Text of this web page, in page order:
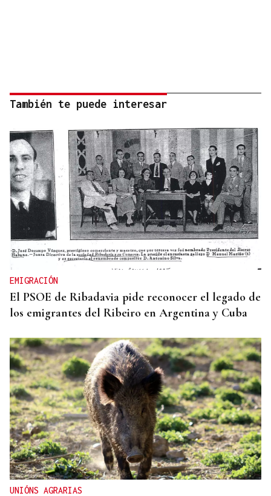
También te puede interesar
EMIGRACIÓN
El PSOE de Ribadavia pide reconocer el legado de
los emigrantes del Ribeiro en Argentina y Cuba
UNIÓNS AGRARIAS